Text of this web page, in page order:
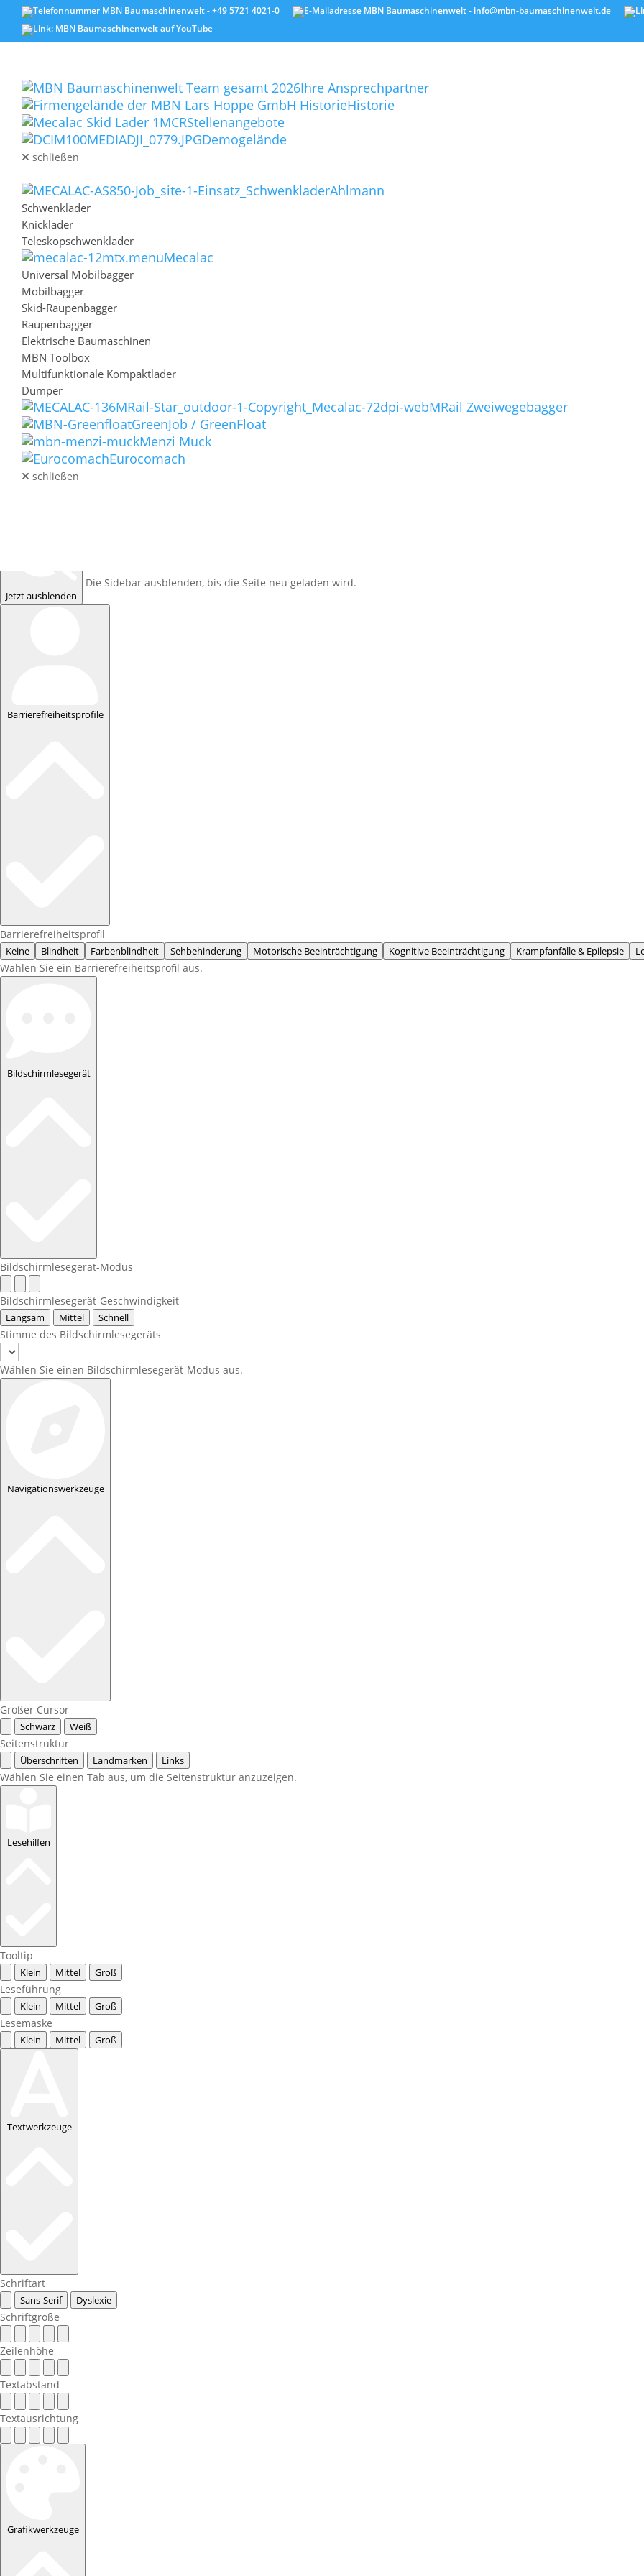
Zum Inhalt überspringen
Schließen Zurücksetzen
Sidebar-Einstellungen
Sidebar-Größe
2 3 4 5
Sidebar-Position
Links Rechts
Jetzt ausblenden
Die Sidebar ausblenden, bis die Seite neu geladen wird.
Barrierefreiheitsprofile
Barrierefreiheitsprofil
Keine Blindheit Farbenblindheit Sehbehinderung Motorische Beeinträchtigung Kognitive Beeinträchtigung Krampfanfälle & Epilepsie
Wählen Sie ein Barrierefreiheitsprofil aus.
Bildschirmlesegerät
Bildschirmlesegerät-Modus
Bildschirmlesegerät-Geschwindigkeit
Langsam Mittel Schnell
Stimme des Bildschirmlesegeräts
Wählen Sie einen Bildschirmlesegerät-Modus aus.
Navigationswerkzeuge
Großer Cursor
Schwarz Weiß
Seitenstruktur
Überschriften Landmarken Links
Wählen Sie einen Tab aus, um die Seitenstruktur anzuzeigen.
Lesehilfen
Tooltip
Klein Mittel Groß
Leseführung
Klein Mittel Groß
Lesemaske
Klein Mittel Groß
Textwerkzeuge
Schriftart
Sans-Serif Dyslexie
Schriftgröße
Zeilenhöhe
Textabstand
Textausrichtung
Grafikwerkzeuge
Menu
Ihre Ansprechpartner
Historie
Stellenangebote
Demogelände
schließen
Ahlmann
Schwenklader
Knicklader
Teleskopschwenklader
Mecalac
Universal Mobilbagger
Mobilbagger
Skid-Raupenbagger
Raupenbagger
Elektrische Baumaschinen
MBN Toolbox
Multifunktionale Kompaktlader
Dumper
MRail Zweiwegebagger
GreenJob / GreenFloat
Menzi Muck
Eurocomach
schließen